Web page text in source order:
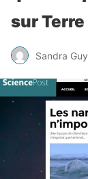
sur Terre
Sandra